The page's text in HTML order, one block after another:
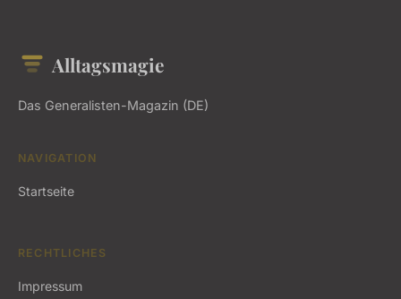
Alltagsmagie
Das Generalisten-Magazin (DE)
NAVIGATION
Startseite
RECHTLICHES
Impressum